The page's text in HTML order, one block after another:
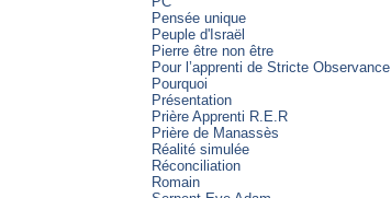
Pensée unique
Peuple d'Israël
Pierre être non être
Pour l’apprenti de Stricte Observance
Pourquoi
Présentation
Prière Apprenti R.E.R
Prière de Manassès
Réalité simulée
Réconciliation
Romain